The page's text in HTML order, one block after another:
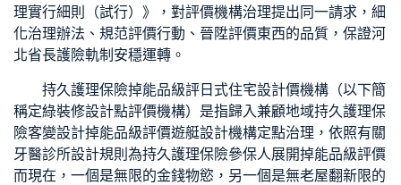
理實行細則（試行）》，對評價機構治理提出同一請求，細
化治理辦法、規范評價行動、晉陞評價東西的品質，保證河
北省長護險軌制安穩運轉。
持久護理保險掉能品級評 日式住宅設計價機構（以下簡
稱定綠裝修設計點評價機構）是指歸入兼顧地域持久護理保
險客變設計掉能品級評價遊艇設計機構定點治理，依照有關
牙醫診所設計規則為持久護理保險參保人展開掉能品級評價
而現在，一個是無限的金錢物慾，另一個是無老屋翻新限的